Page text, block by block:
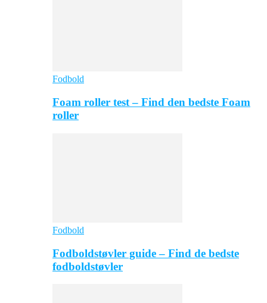
Fodbold
Foam roller test – Find den bedste Foam
roller
Fodbold
Fodboldstøvler guide – Find de bedste
fodboldstøvler